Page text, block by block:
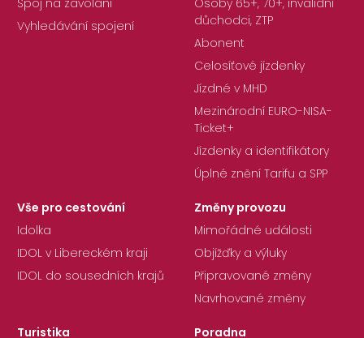
Spoj na zavolání
Vyhledávání spojení
Osoby 65+, 70+, invalidní
důchodci, ZTP
Abonent
Celosíťové jízdenky
Jízdné v MHD
Mezinárodní EURO-NISA-
Ticket+
Jízdenky a identifikátory
Úplné znění Tarifu a SPP
Vše pro cestování
Idolka
IDOL v Libereckém kraji
IDOL do sousedních krajů
Změny provozu
Mimořádné události
Objížďky a výluky
Připravované změny
Navrhované změny
Turistika Poradna